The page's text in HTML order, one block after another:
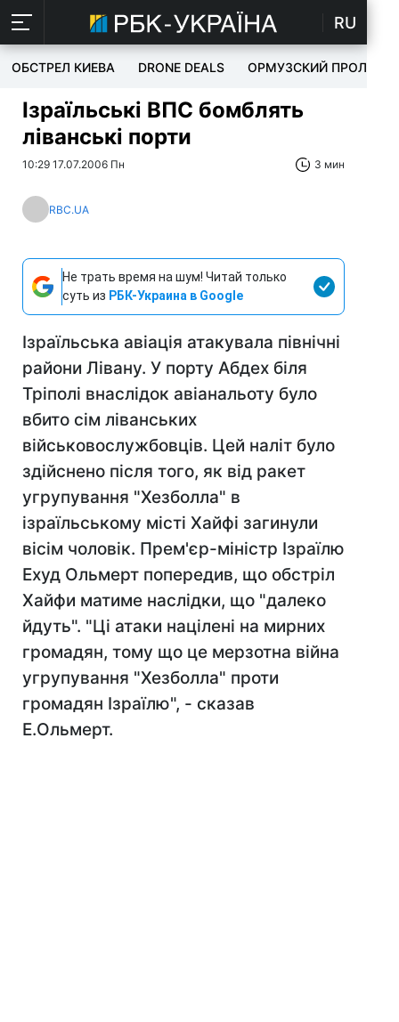
RU
ОБСТРЕЛ КИЕВА DRONE DEALS ОРМУЗСКИЙ ПРОЛИВ
Ізраїльські ВПС бомблять
ліванські порти
10:29 17.07.2006 Пн 3 мин
RBC.UA
Не трать время на шум! Читай только
суть из РБК-Украина в Google
Ізраїльська авіація атакувала північні
райони Лівану. У порту Абдех біля
Тріполі внаслідок авіанальоту було
вбито сім ліванських
військовослужбовців. Цей наліт було
здійснено після того, як від ракет
угрупування "Хезболла" в
ізраїльському місті Хайфі загинули
вісім чоловік. Прем'єр-міністр Ізраїлю
Ехуд Ольмерт попередив, що обстріл
Хайфи матиме наслідки, що "далеко
йдуть". "Ці атаки націлені на мирних
громадян, тому що це мерзотна війна
угрупування "Хезболла" проти
громадян Ізраїлю", - сказав
Е.Ольмерт.